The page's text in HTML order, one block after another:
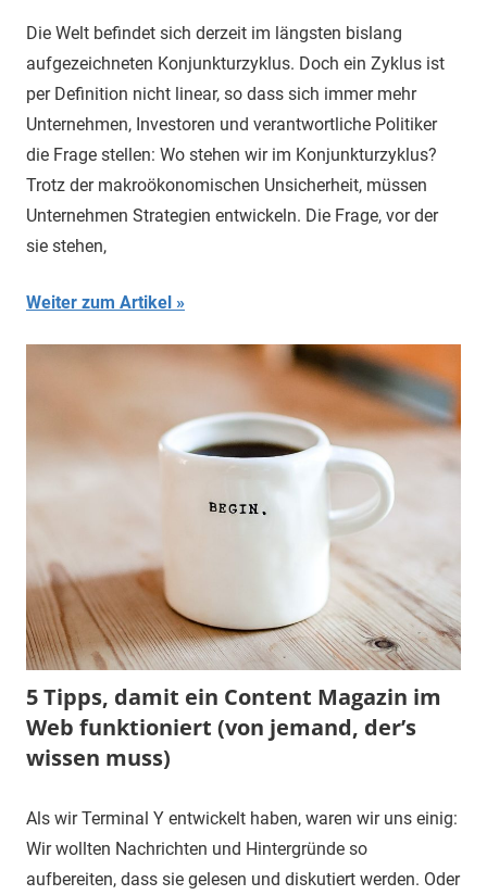
Die Welt befindet sich derzeit im längsten bislang
aufgezeichneten Konjunkturzyklus. Doch ein Zyklus ist
per Definition nicht linear, so dass sich immer mehr
Unternehmen, Investoren und verantwortliche Politiker
die Frage stellen: Wo stehen wir im Konjunkturzyklus?
Trotz der makroökonomischen Unsicherheit, müssen
Unternehmen Strategien entwickeln. Die Frage, vor der
sie stehen,
Weiter zum Artikel
5 Tipps, damit ein Content Magazin im
Web funktioniert (von jemand, der’s
wissen muss)
Als wir Terminal Y entwickelt haben, waren wir uns einig:
Wir wollten Nachrichten und Hintergründe so
aufbereiten, dass sie gelesen und diskutiert werden. Oder